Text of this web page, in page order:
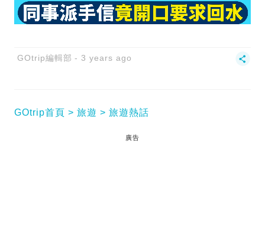
GOtrip編輯部 3 years ago
GOtrip首頁 旅遊 旅遊熱話
廣告